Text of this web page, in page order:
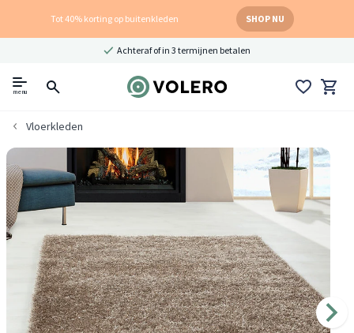
Tot 40% korting op buitenkleden SHOP NU
Achteraf of in 3 termijnen betalen
menu
Vloerkleden